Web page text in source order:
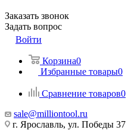
Заказать звонок
Задать вопрос
Войти
Корзина0
Избранные товары0
Сравнение товаров0
sale@milliontool.ru
г. Ярославль, ул. Победы 37